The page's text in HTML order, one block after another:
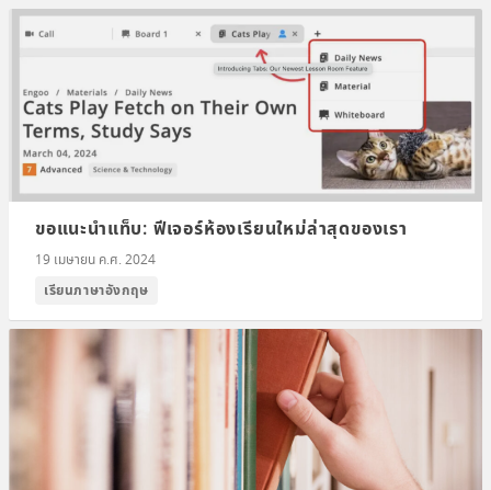
ขอแนะนำแท็บ: ฟีเจอร์ห้องเรียนใหม่ล่าสุดของเรา
19 เมษายน ค.ศ. 2024
เรียนภาษาอังกฤษ